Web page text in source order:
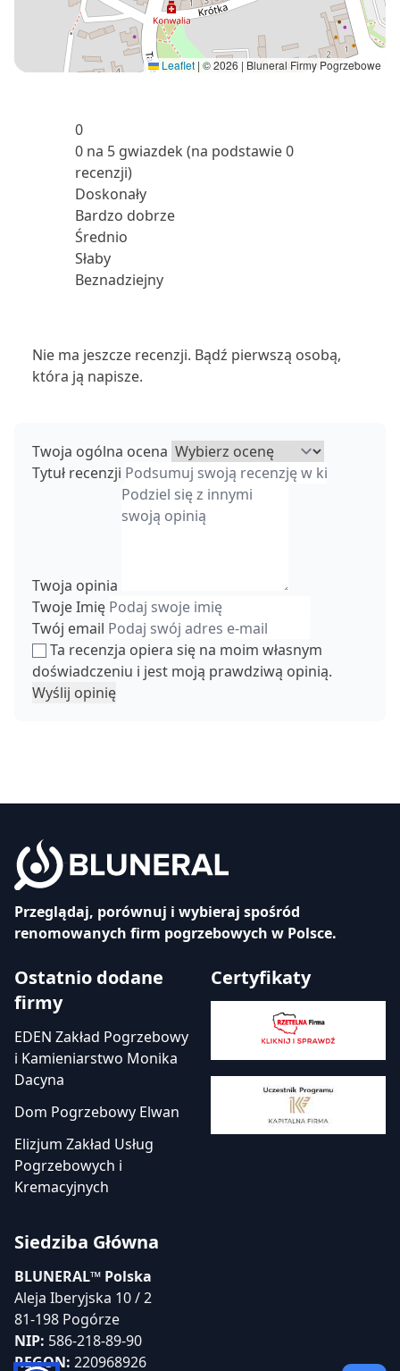
Leaflet | © 2026 | Bluneral Firmy Pogrzebowe
0
0 na 5 gwiazdek (na podstawie 0
recenzji)
Doskonały
Bardzo dobrze
Średnio
Słaby
Beznadziejny
Nie ma jeszcze recenzji. Bądź pierwszą osobą,
która ją napisze.
Twoja ogólna ocena
Tytuł recenzji
Twoja opinia
Twoje Imię
Twój email
Ta recenzja opiera się na moim własnym
doświadczeniu i jest moją prawdziwą opinią.
Wyślij opinię
Przeglądaj, porównuj i wybieraj spośród
renomowanych firm pogrzebowych w Polsce.
Ostatnio dodane
firmy
EDEN Zakład Pogrzebowy
i Kamieniarstwo Monika
Dacyna
Dom Pogrzebowy Elwan
Elizjum Zakład Usług
Pogrzebowych i
Kremacyjnych
Certyfikaty
Siedziba Główna
BLUNERAL™ Polska
Aleja Iberyjska 10 / 2
81-198 Pogórze
NIP: 586-218-89-90
REGON: 220968926